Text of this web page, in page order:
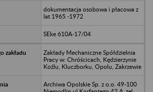
dokumentacja osobowa i płacowa z
lat 1965 -1972
SEke 610A-17/04
Zakłady Mechaniczne Spółdzielnia
Pracy w: Chróścicach, Kędzierzynie
Koźlu, Kluczborku, Opolu, Zakrzewie
Archiwa Opolskie Sp. z o.o. 49-100